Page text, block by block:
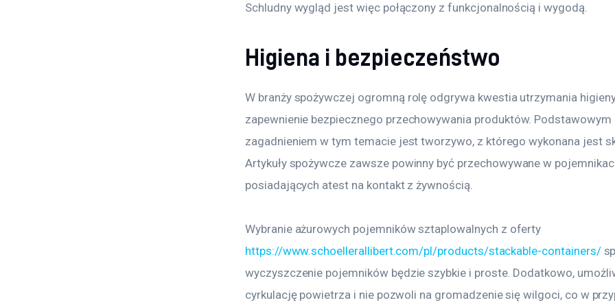
Schludny wygląd jest więc połączony z funkcjonalnością i wygodą.
Higiena i bezpieczeństwo
W branży spożywczej ogromną rolę odgrywa kwestia utrzymania
zapewnienie bezpiecznego przechowywania produktów. Podstawowym
zagadnieniem w tym temacie jest tworzywo, z którego wykonana jest
Artykuły spożywcze zawsze powinny być przechowywane w
posiadających atest na kontakt z żywnością.
Wybranie ażurowych pojemników sztaplowalnych z oferty
https://www.schoellerallibert.com/pl/products/stackable-containers/
wyczyszczenie pojemników będzie szybkie i proste. Dodatkowo,
cyrkulację powietrza i nie pozwoli na gromadzenie się wilgoci, co w